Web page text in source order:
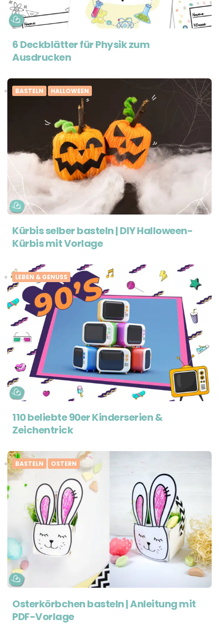
6 Deckblätter für Physik zum
Ausdrucken
BASTELN HALLOWEEN
Kürbis selber basteln | DIY Halloween-
Kürbis mit Vorlage
LEBEN & GENUSS
110 beliebte 90er Kinderserien &
Zeichentrick
BASTELN OSTERN
Osterkörbchen basteln | Anleitung mit
PDF-Vorlage